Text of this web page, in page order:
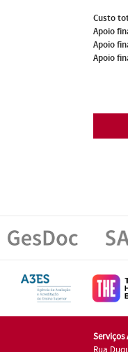
Custo
Apoio
Apoio
Apoio
Serviços